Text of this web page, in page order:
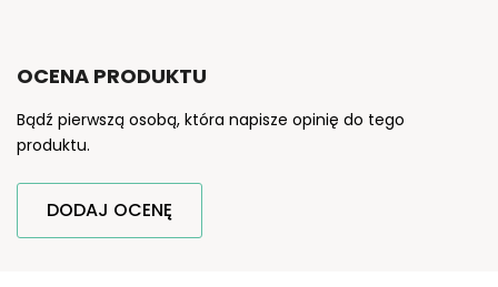
OCENA PRODUKTU
Bądź pierwszą osobą, która napisze opinię do tego
produktu.
DODAJ OCENĘ